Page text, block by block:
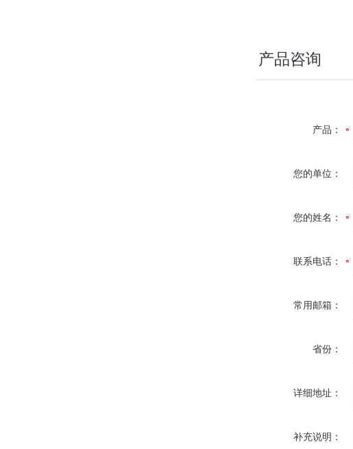
产品咨询
产品：
您的单位：
您的姓名：
联系电话：
常用邮箱：
省份：
详细地址：
补充说明：